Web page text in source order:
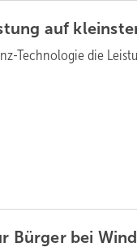
auf
Technologie die
Bürger bei